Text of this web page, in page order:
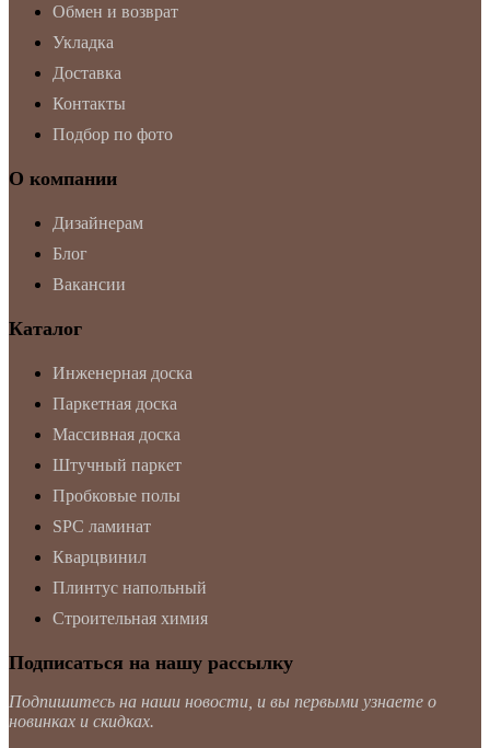
Обмен и возврат
Укладка
Доставка
Контакты
Подбор по фото
О компании
Дизайнерам
Блог
Вакансии
Каталог
Инженерная доска
Паркетная доска
Массивная доска
Штучный паркет
Пробковые полы
SPC ламинат
Кварцвинил
Плинтус напольный
Строительная химия
Подписаться на нашу рассылку
Подпишитесь на наши новости, и вы первыми узнаете о
новинках и скидках.